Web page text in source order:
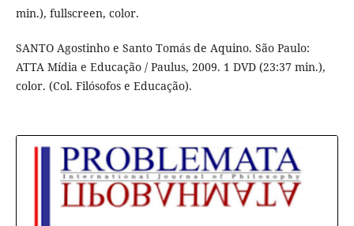
min.), fullscreen, color.
SANTO Agostinho e Santo Tomás de Aquino. São Paulo:
ATTA Mídia e Educação / Paulus, 2009. 1 DVD (23:37 min.),
color. (Col. Filósofos e Educação).